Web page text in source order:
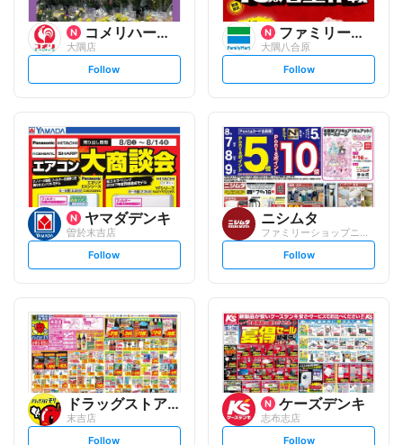
コメリハード&グリーン
大隅店
s
t
l
o
w
Follow
ファミリーマート
大隅八合原
s
t
l
o
w
Follow
ヤマダデンキ
曽於末吉店
s
t
l
o
w
Follow
ニシムタ
ファミリーショップニシムタ 末吉店
s
t
l
o
w
Follow
ドラッグストアモリ
末吉店
s
Follow
ケーズデンキ
志布志店
s
Follow